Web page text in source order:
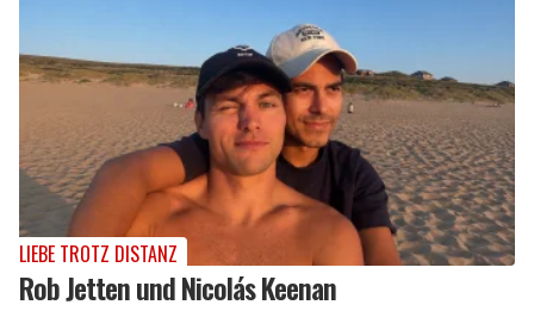
LIEBE TROTZ DISTANZ
Rob Jetten und Nicolás Keenan